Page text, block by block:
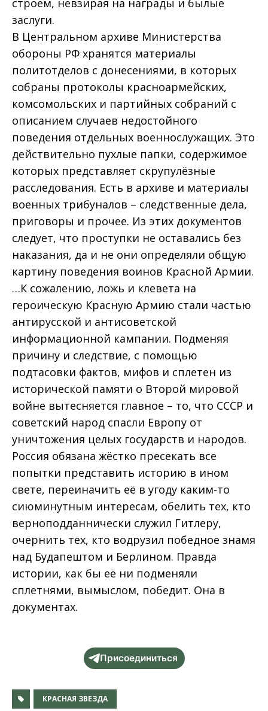
строем, невзирая на награды и былые
заслуги.
В Центральном архиве Министерства
обороны РФ хранятся материалы
политотделов с донесениями, в которых
собраны протоколы красноармейских,
комсомольских и партийных собраний с
описанием случаев недостойного
поведения отдельных военнослужащих. Это
действительно пухлые папки, содержимое
которых представляет скрупулёзные
расследования. Есть в архиве и материалы
военных трибуналов – следственные дела,
приговоры и прочее. Из этих документов
следует, что проступки не оставались без
наказания, да и не они определяли общую
картину поведения воинов Красной Армии.
…К сожалению, ложь и клевета на
героическую Красную Армию стали частью
антирусской и антисоветской
информационной кампании. Подменяя
причину и следствие, с помощью
подтасовки фактов, мифов и сплетен из
исторической памяти о Второй мировой
войне вытесняется главное – то, что СССР и
советский народ спасли Европу от
уничтожения целых государств и народов.
Россия обязана жёстко пресекать все
попытки представить историю в ином
свете, переиначить её в угоду каким-то
сиюминутным интересам, обелить тех, кто
верноподданнически служил Гитлеру,
очернить тех, кто водрузил победное знамя
над Будапештом и Берлином. Правда
истории, как бы её ни подменяли
сплетнями, вымыслом, победит. Она в
документах.
Присоединиться
КРАСНАЯ ЗВЕЗДА